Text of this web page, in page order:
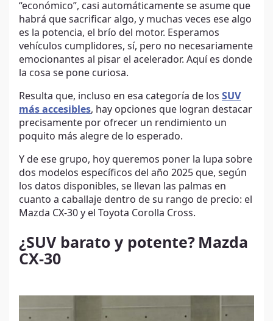
“económico”, casi automáticamente se asume que
habrá que sacrificar algo, y muchas veces ese algo
es la potencia, el brío del motor. Esperamos
vehículos cumplidores, sí, pero no necesariamente
emocionantes al pisar el acelerador. Aquí es donde
la cosa se pone curiosa.
Resulta que, incluso en esa categoría de los SUV
más accesibles, hay opciones que logran destacar
precisamente por ofrecer un rendimiento un
poquito más alegre de lo esperado.
Y de ese grupo, hoy queremos poner la lupa sobre
dos modelos específicos del año 2025 que, según
los datos disponibles, se llevan las palmas en
cuanto a caballaje dentro de su rango de precio: el
Mazda CX-30 y el Toyota Corolla Cross.
¿SUV barato y potente? Mazda
CX-30